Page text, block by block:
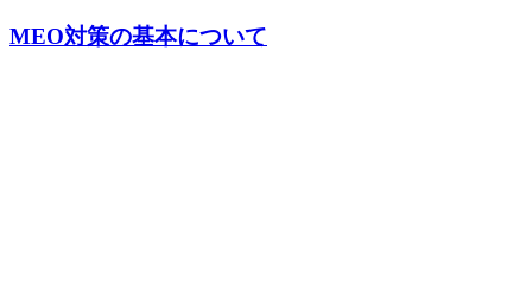
MEO対策の基本について